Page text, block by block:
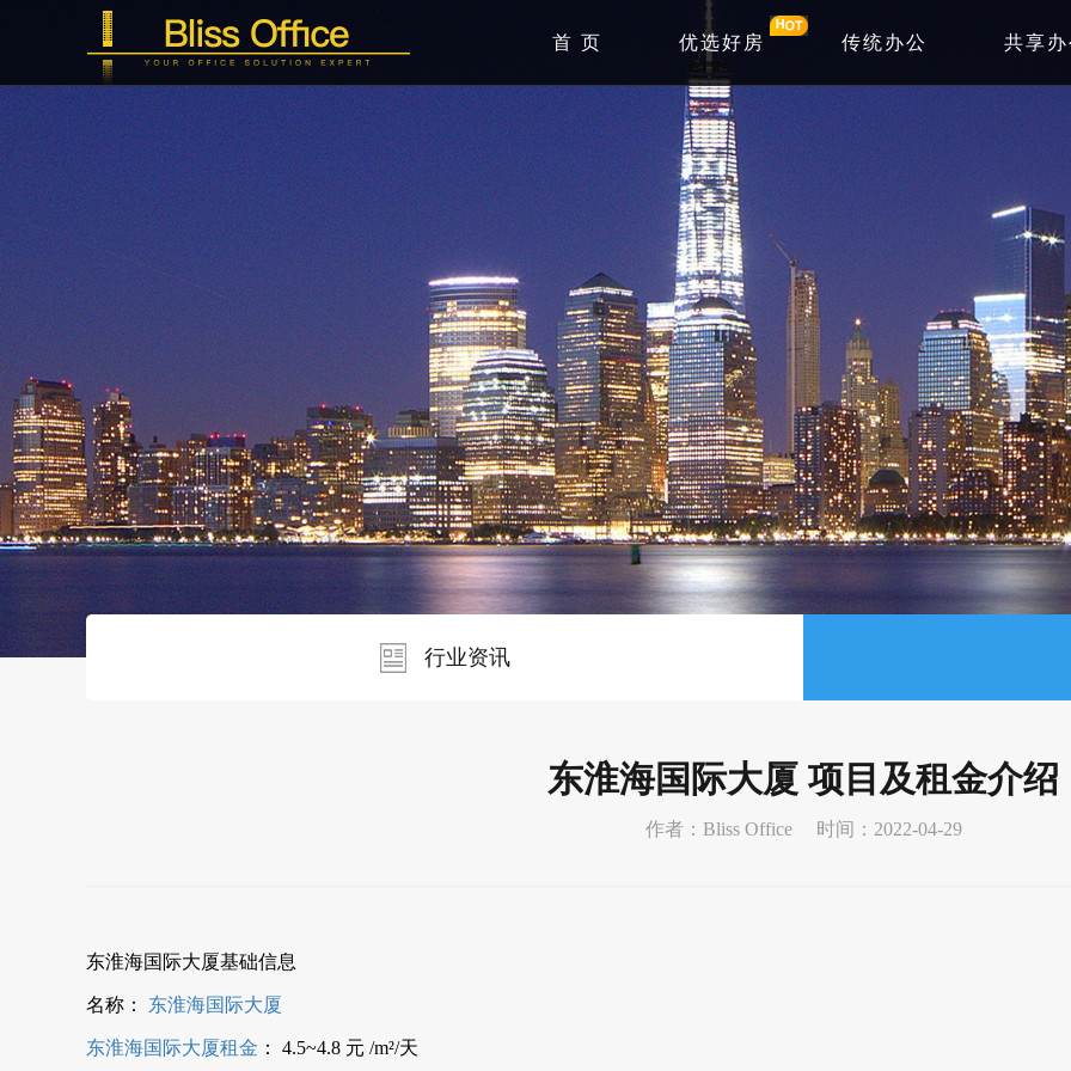
首 页 优选好房 传统办公 共享
行业资讯
东淮海国际大厦 项目及租金介绍
作者：Bliss Office 时间：2022-04-29
东淮海国际大厦基础信息
名称： 东淮海国际大厦
东淮海国际大厦租金 ： 4.5~4.8 元 /m²/天